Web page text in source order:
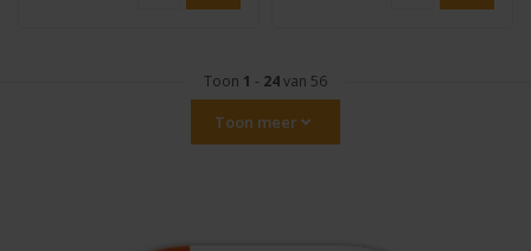
Toon 1 - 24van 56
Toon meer